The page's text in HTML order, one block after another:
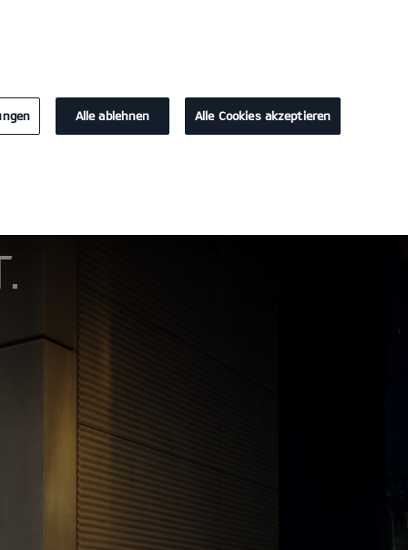
Probefahrt Konfigurator
Alle ablehnen Alle Cookies akzeptieren